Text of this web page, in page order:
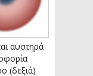
αυστηρά
(δεξιά)